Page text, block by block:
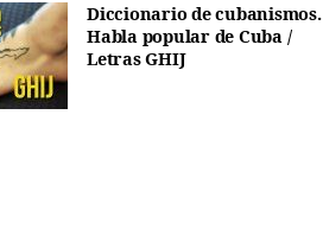
Diccionario de cubanismos.
Habla popular de Cuba /
Letras GHIJ